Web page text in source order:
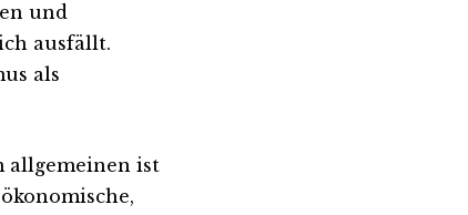
und
ausfällt.
als
allgemeinen ist